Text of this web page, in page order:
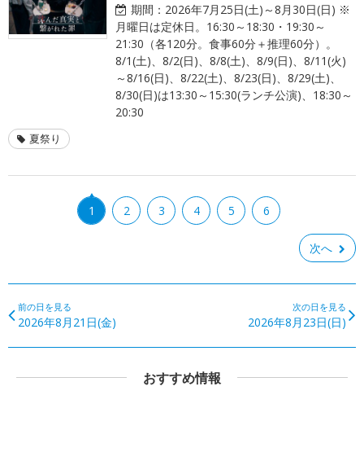
期間： 2026年7月25日(土)～8月30日(日) ※
月曜日は定休日。16:30～18:30・19:30～
21:30（各120分。食事60分＋推理60分）。
8/1(土)、8/2(日)、8/8(土)、8/9(日)、8/11(火)
～8/16(日)、8/22(土)、8/23(日)、8/29(土)、
8/30(日)は13:30～15:30(ランチ公演)、18:30～
20:30
夏祭り
1 2 3 4 5 6
次へ
前の日を見る
2026年8月21日(金)
次の日を見る
2026年8月23日(日)
おすすめ情報